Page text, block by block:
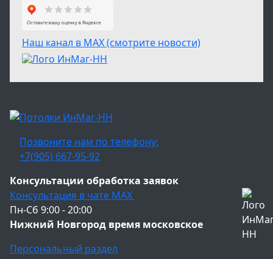
Наш канал в МАХ (смотрите новости)
Позвоните нам по телефону:
+7(905) 667-95-92
Консультации обработка заявок
Консультация в чате МАХ
Пн-Сб 9:00 - 20:00
Нижний Новгород время московское
Персональный раздел